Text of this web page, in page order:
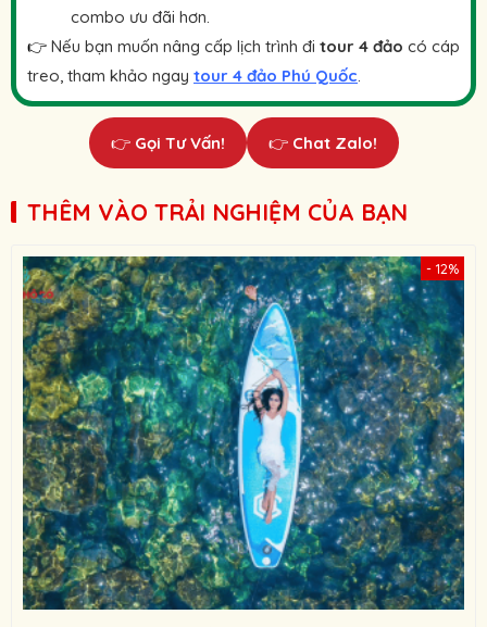
combo ưu đãi hơn.
👉 Nếu bạn muốn nâng cấp lịch trình đi tour 4 đảo có cáp
treo, tham khảo ngay tour 4 đảo Phú Quốc.
👉 Gọi Tư Vấn! 👉 Chat Zalo!
THÊM VÀO TRẢI NGHIỆM CỦA BẠN
- 12%